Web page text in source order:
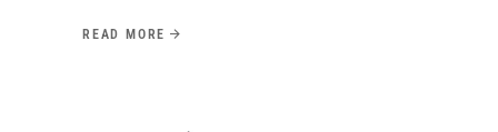
READ MORE